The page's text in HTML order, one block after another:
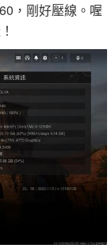
，剛好壓線。喔